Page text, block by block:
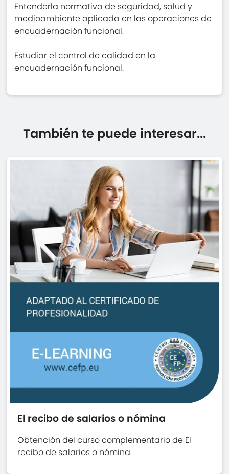
Entenderla normativa de seguridad, salud y
medioambiente aplicada en las operaciones de
encuadernación funcional.
Estudiar el control de calidad en la
encuadernación funcional.
También te puede interesar...
El recibo de salarios o nómina
Obtención del curso complementario de El
recibo de salarios o nómina